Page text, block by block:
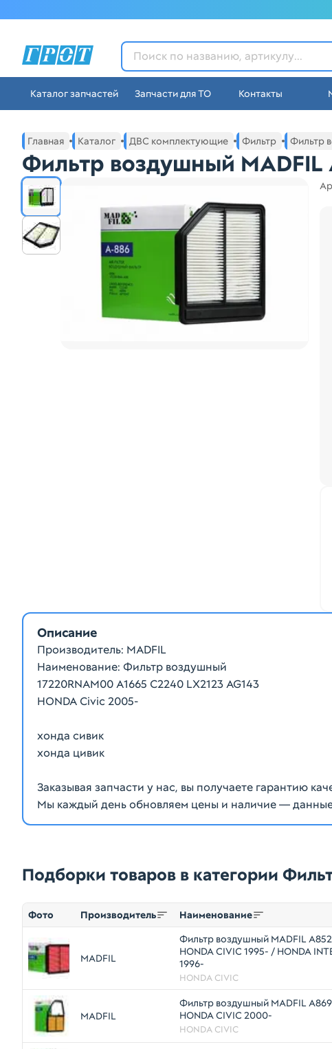
ГРОТ - Автозапчасти в
Каталог запчастей Запчасти для ТО Контакты
Основное меню навигации интернет-магазина автозапчастей
Главная Каталог ДВС комплектующие Фильтр Фильтр
Фильтр воздушный MADFIL
Описание
Производитель: MADFIL
Наименование: Фильтр воздушный
17220RNAM00 A1665 C2240 LX2123 AG143
HONDA Civic 2005-
хонда сивик
хонда цивик
Заказывая запчасти у нас, вы получаете гарантию
Мы каждый день обновляем цены и наличие — данные
Подборки товаров в категории
Фото Производитель Наименование
MADFIL
Фильтр воздушный MADFIL A852
HONDA CIVIC 1995- / HONDA
1996-
HONDA CIVIC
MADFIL
Фильтр воздушный MADFIL A869
HONDA CIVIC 2000-
HONDA CIVIC